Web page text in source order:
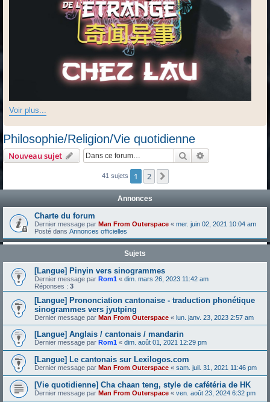
Voir plus...
Philosophie/Religion/Vie quotidienne
Nouveau sujet Rechercher
41 sujets 1 2
Annonces
Charte du forum
Dernier message par Man From Outerspace « mer. juin 02, 2021 10:04 am
Posté dans Annonces officielles
Sujets
[Langue] Pinyin vers sinogrammes
Dernier message par Rom1 « dim. mars 26, 2023 11:42 am
Réponses : 3
[Langue] Prononciation cantonaise - traduction phonétique
sinogrammes vers jyutping
Dernier message par Man From Outerspace « lun. janv. 23, 2023 2:57 am
[Langue] Anglais / cantonais / mandarin
Dernier message par Rom1 « dim. août 01, 2021 12:29 pm
[Langue] Le cantonais sur Lexilogos.com
Dernier message par Man From Outerspace « sam. juil. 31, 2021 11:46 pm
[Vie quotidienne] Cha chaan teng, style de cafétéria de HK
Dernier message par Man From Outerspace « ven. août 23, 2024 6:32 pm